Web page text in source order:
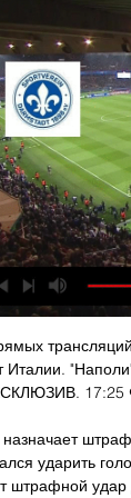
Италии.
17:25
ударить
штрафной